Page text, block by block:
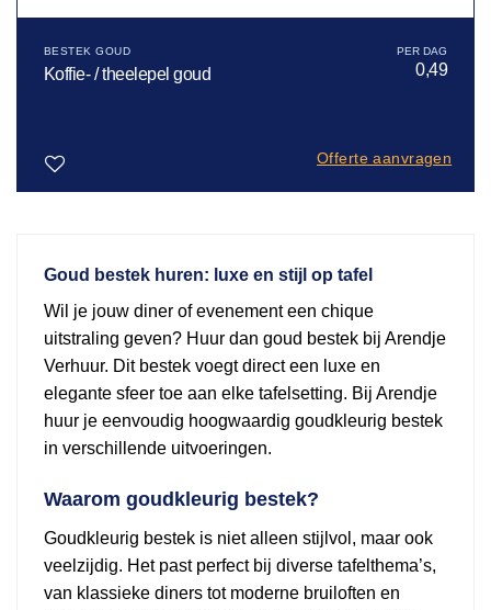
Goud bestek huren: luxe en stijl op tafel
Wil je jouw diner of evenement een chique
uitstraling geven? Huur dan goud bestek bij Arendje
Verhuur. Dit bestek voegt direct een luxe en
elegante sfeer toe aan elke tafelsetting. Bij Arendje
huur je eenvoudig hoogwaardig goudkleurig bestek
in verschillende uitvoeringen.
Waarom goudkleurig bestek?
Goudkleurig bestek is niet alleen stijlvol, maar ook
veelzijdig. Het past perfect bij diverse tafelthema’s,
van klassieke diners tot moderne bruiloften en
BESTEK GOUD
Koffie- / theelepel goud 0,49
Offerte aanvragen